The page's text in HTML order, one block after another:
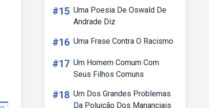
#15 Uma Poesia De Oswald De
Andrade Diz
#16 Uma Frase Contra O Racismo
#17 Um Homem Comum Com
Seus Filhos Comuns
#18 Um Dos Grandes Problemas
Da Poluição Dos Mananciais